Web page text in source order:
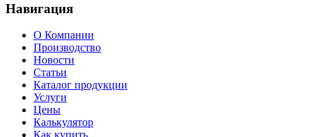
Навигация
О Компании
Производство
Новости
Статьи
Каталог продукции
Услуги
Цены
Калькулятор